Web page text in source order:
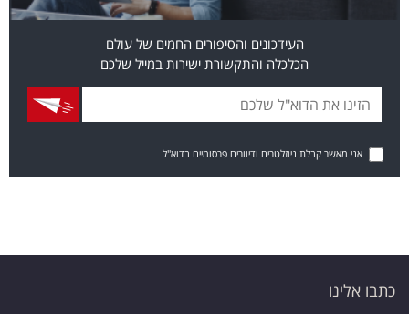
העידכונים והסיפורים החמים של עולם
הכלכלה והתקשורת ישירות במייל שלכם
אני מאשר קבלת ניוזלטרים ודיוורים פרסומיים בדוא"ל
כתבו אלינו